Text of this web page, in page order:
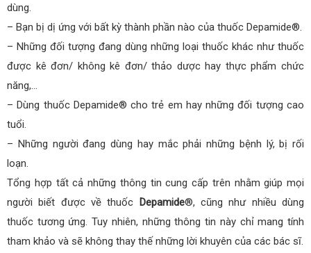
dùng.
– Bạn bị dị ứng với bất kỳ thành phần nào của thuốc Depamide®.
– Những đối tượng đang dùng những loại thuốc khác như thuốc
được kê đơn/ không kê đơn/ thảo dược hay thực phẩm chức
năng,…
– Dùng thuốc Depamide® cho trẻ em hay những đối tượng cao
tuổi.
– Những người đang dùng hay mắc phải những bệnh lý, bị rối
loạn.
Tổng hợp tất cả những thông tin cung cấp trên nhằm giúp mọi
người biết được về thuốc
Depamide®, cũng như nhiều dùng
thuốc tương ứng. Tuy nhiên, những thông tin này chỉ mang tính
tham khảo và sẽ không thay thế những lời khuyên của các bác sĩ.